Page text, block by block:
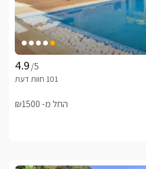
/5
החל מ- ₪1500